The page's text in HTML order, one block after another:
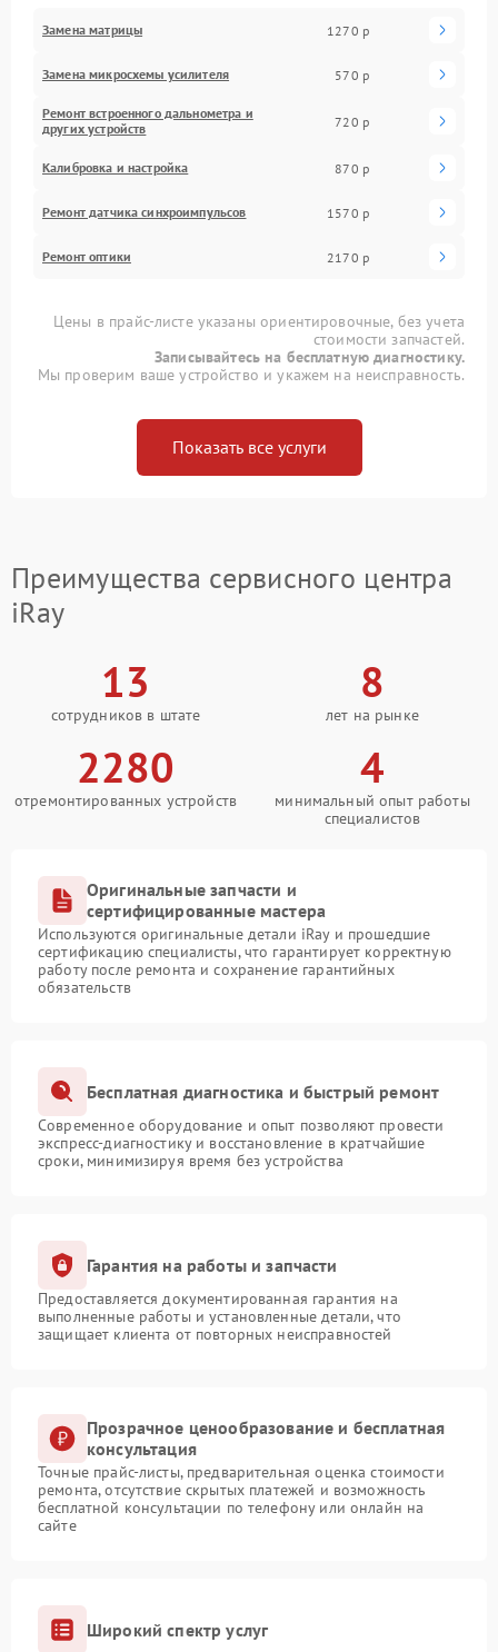
Замена матрицы 1270 р
Замена микросхемы усилителя 570 р
Ремонт встроенного дальнометра и
других устройств
720 р
Калибровка и настройка 870 р
Ремонт датчика синхроимпульсов 1570 р
Ремонт оптики 2170 р
Цены в прайс-листе указаны ориентировочные, без учета
стоимости запчастей.
Записывайтесь на бесплатную диагностику.
Мы проверим ваше устройство и укажем на неисправность.
Показать все услуги
Преимущества сервисного центра
iRay
13
сотрудников в штате
8
лет на рынке
2280
отремонтированных устройств
4
минимальный опыт работы
специалистов
Оригинальные запчасти и
сертифицированные мастера
Используются оригинальные детали iRay и прошедшие
сертификацию специалисты, что гарантирует корректную
работу после ремонта и сохранение гарантийных
обязательств
Бесплатная диагностика и быстрый ремонт
Современное оборудование и опыт позволяют провести
экспресс-диагностику и восстановление в кратчайшие
сроки, минимизируя время без устройства
Гарантия на работы и запчасти
Предоставляется документированная гарантия на
выполненные работы и установленные детали, что
защищает клиента от повторных неисправностей
Прозрачное ценообразование и бесплатная
консультация
Точные прайс-листы, предварительная оценка стоимости
ремонта, отсутствие скрытых платежей и возможность
бесплатной консультации по телефону или онлайн на
сайте
Широкий спектр услуг